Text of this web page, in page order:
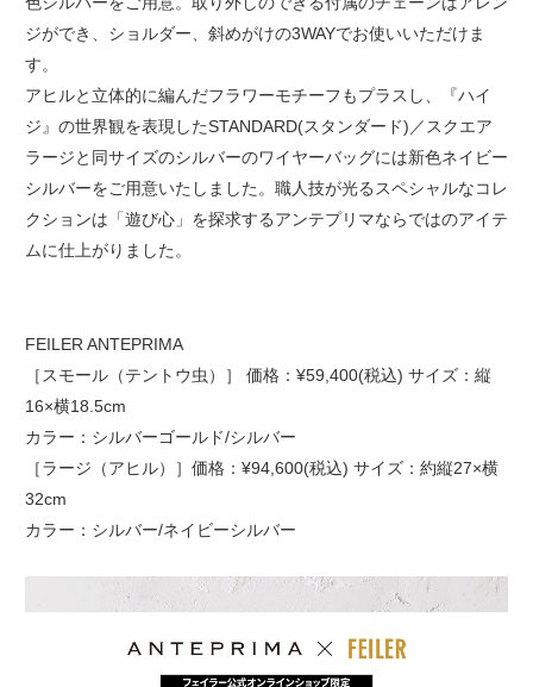
ジができ、ショルダー、斜めがけの3WAYでお使いいただけま
す。
アヒルと立体的に編んだフラワーモチーフもプラスし、『ハイ
ジ』の世界観を表現したSTANDARD(スタンダード)／スクエア
ラージと同サイズのシルバーのワイヤーバッグには新色ネイビー
シルバーをご用意いたしました。職人技が光るスペシャルなコレ
クションは「遊び心」を探求するアンテプリマならではのアイテ
ムに仕上がりました。
FEILER ANTEPRIMA
［スモール（テントウ虫）］ 価格：¥59,400(税込) サイズ：縦
16×横18.5cm
カラー：シルバーゴールド/シルバー
［ラージ（アヒル）］価格：¥94,600(税込) サイズ：約縦27×横
32cm
カラー：シルバー/ネイビーシルバー